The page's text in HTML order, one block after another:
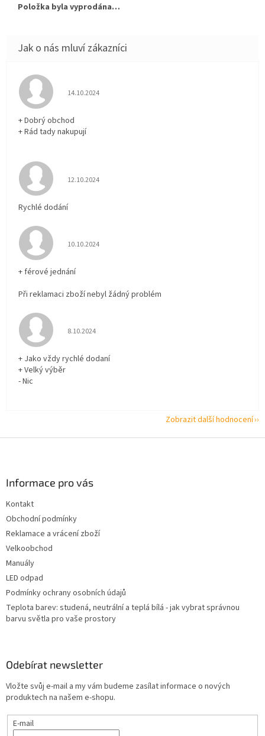
Položka byla vyprodána…
Hodnocení obchodu je 5 z 5 hvězdiček.
14.10.2024
+ Dobrý obchod
+ Rád tady nakupují
Hodnocení obchodu je 5 z 5 hvězdiček.
12.10.2024
Rychlé dodání
Hodnocení obchodu je 5 z 5 hvězdiček.
10.10.2024
+ férové jednání
Při reklamaci zboží nebyl žádný problém
Hodnocení obchodu je 5 z 5 hvězdiček.
8.10.2024
+ Jako vždy rychlé dodaní
+ Velký výběr
- Nic
Zobrazit další hodnocení
Informace pro vás
Kontakt
Obchodní podmínky
Reklamace a vrácení zboží
Velkoobchod
Manuály
LED odpad
Podmínky ochrany osobních údajů
Teplota barev: studená, neutrální a teplá bílá - jak vybrat správnou
barvu světla pro vaše prostory
Odebírat newsletter
Vložte svůj e-mail a my vám budeme zasílat informace o nových
produktech na našem e-shopu.
E-mail